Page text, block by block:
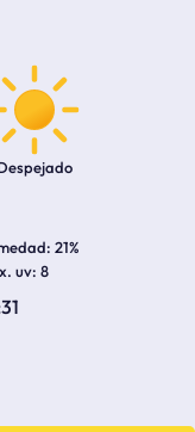
21%
uv 8